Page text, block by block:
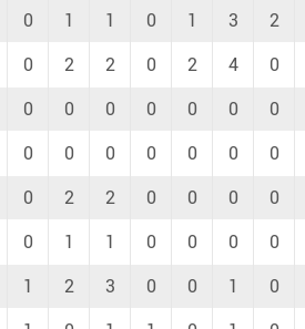
0 1 1 0 1 3 2
0 2 2 0 2 4 0
0 0 0 0 0 0 0
0 0 0 0 0 0 0
0 2 2 0 0 0 0
0 1 1 0 0 0 0
1 2 3 0 0 1 0